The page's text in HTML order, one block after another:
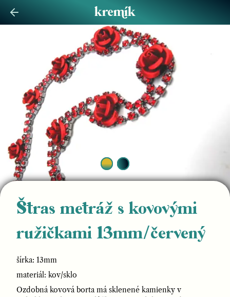
Štras metráž s kovovými
ružičkami 13mm/červený
šírka: 13mm
materiál: kov/sklo
Ozdobná kovová borta má sklenené kamienky v